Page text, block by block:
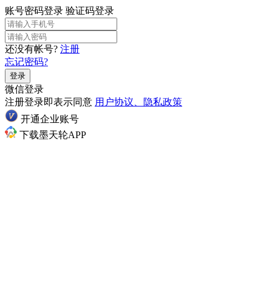
账号密码登录 验证码登录
还没有帐号? 注册
忘记密码?
登录
微信登录
注册登录即表示同意 用户协议、隐私政策
开通企业账号
下载墨天轮APP